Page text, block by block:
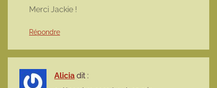
Merci Jackie !
Répondre
Alicia dit :